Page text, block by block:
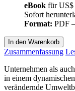
eBook fürUS$
Sofort
Format: PDF
In den Warenkorb
Zusammenfassung
Unternehmen als
in einem
verändernde